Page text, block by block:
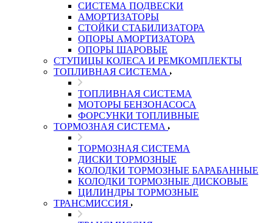
СИСТЕМА ПОДВЕСКИ
АМОРТИЗАТОРЫ
СТОЙКИ СТАБИЛИЗАТОРА
ОПОРЫ АМОРТИЗАТОРА
ОПОРЫ ШАРОВЫЕ
СТУПИЦЫ КОЛЕСА И РЕМКОМПЛЕКТЫ
ТОПЛИВНАЯ СИСТЕМА
ТОПЛИВНАЯ СИСТЕМА
МОТОРЫ БЕНЗОНАСОСА
ФОРСУНКИ ТОПЛИВНЫЕ
ТОРМОЗНАЯ СИСТЕМА
ТОРМОЗНАЯ СИСТЕМА
ДИСКИ ТОРМОЗНЫЕ
КОЛОДКИ ТОРМОЗНЫЕ БАРАБАННЫЕ
КОЛОДКИ ТОРМОЗНЫЕ ДИСКОВЫЕ
ЦИЛИНДРЫ ТОРМОЗНЫЕ
ТРАНСМИССИЯ